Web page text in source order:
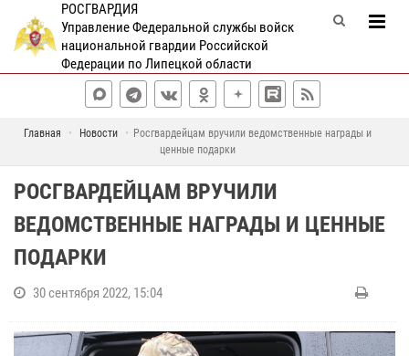
РОСГВАРДИЯ
Управление Федеральной службы войск
национальной гвардии Российской
Федерации по Липецкой области
Главная Новости
Росгвардейцам вручили ведомственные награды и
ценные подарки
РОСГВАРДЕЙЦАМ ВРУЧИЛИ
ВЕДОМСТВЕННЫЕ НАГРАДЫ И ЦЕННЫЕ
ПОДАРКИ
30 сентября 2022, 15:04